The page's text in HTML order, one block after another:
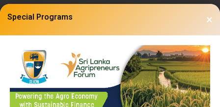
Special Programs ×
தொழில் வாய்ப்புகள்
தொழில்துறை சார்ந்த பாடநெறிகள்,
நடைமுறை அனுபவங்கள், வழிகாட்டுதல்